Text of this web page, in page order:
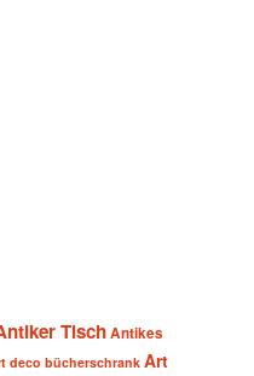
TischAntikes
deco bücherschrank Art